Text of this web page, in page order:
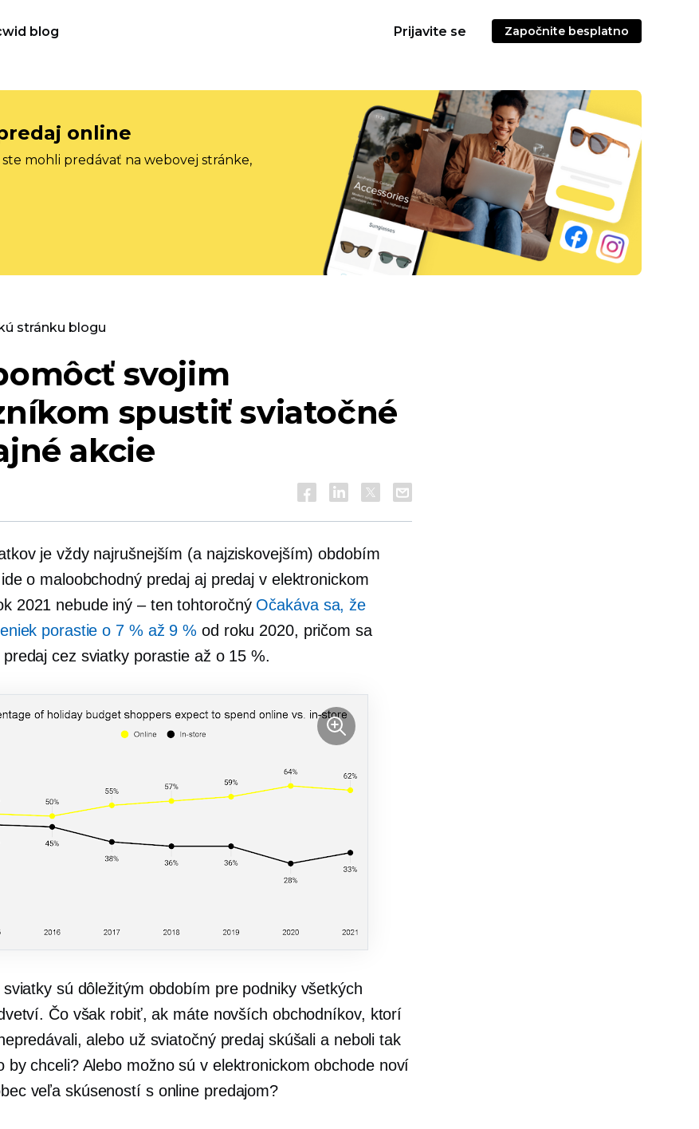
blog Prijavite se Započnite besplatno
online
mohli predávať na webovej stránke,
stránku blogu
svojim
spustiť sviatočné
akcie
je vždy najrušnejším (a najziskovejším) obdobím
o maloobchodný predaj aj predaj v elektronickom
2021 nebude iný – ten tohtoročný Očakáva sa, že
porastie o 7 % až 9 % od roku 2020, pričom sa
cez sviatky porastie až o 15 %.
sú dôležitým obdobím pre podniky všetkých
Čo však robiť, ak máte novších obchodníkov, ktorí
alebo už sviatočný predaj skúšali a neboli tak
by chceli? Alebo možno sú v elektronickom obchode noví
veľa skúseností s online predajom?